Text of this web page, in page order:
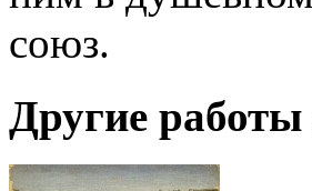
союз.
Другие работы